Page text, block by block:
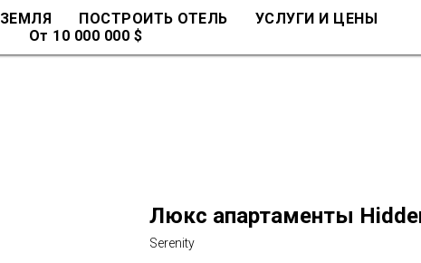
ЗЕМЛЯ ПОСТРОИТЬ ОТЕЛЬ
УСЛУГИ И ЦЕНЫ
От 10 000 000 $
Люкс апартаменты
Serenity